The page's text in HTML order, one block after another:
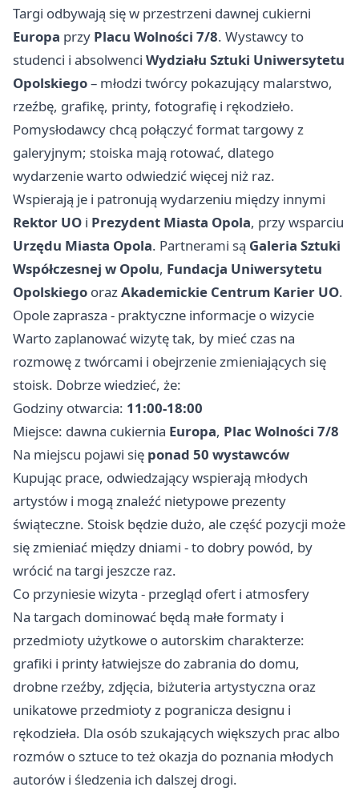
Targi odbywają się w przestrzeni dawnej cukierni
Europa przy Placu Wolności 7/8. Wystawcy to
studenci i absolwenci Wydziału Sztuki Uniwersytetu
Opolskiego– młodzi twórcy pokazujący malarstwo,
rzeźbę, grafikę, printy, fotografię i rękodzieło.
Pomysłodawcy chcą połączyć format targowy z
galeryjnym; stoiska mają rotować, dlatego
wydarzenie warto odwiedzić więcej niż raz.
Wspierają je i patronują wydarzeniu między innymi
Rektor UO i Prezydent Miasta Opola, przy wsparciu
Urzędu Miasta Opola. Partnerami są Galeria Sztuki
Współczesnej w Opolu, Fundacja Uniwersytetu
Opolskiego orazAkademickie Centrum Karier UO.
Opole zaprasza - praktyczne informacje o wizycie
Warto zaplanować wizytę tak, by mieć czas na
rozmowę z twórcami i obejrzenie zmieniających się
stoisk. Dobrze wiedzieć, że:
Godziny otwarcia: 11:00-18:00
Miejsce: dawna cukiernia Europa, Plac Wolności 7/8
Na miejscu pojawi się ponad 50 wystawców
Kupując prace, odwiedzający wspierają młodych
artystów i mogą znaleźć nietypowe prezenty
świąteczne. Stoisk będzie dużo, ale część pozycji może
się zmieniać między dniami - to dobry powód, by
wrócić na targi jeszcze raz.
Co przyniesie wizyta - przegląd ofert i atmosfery
Na targach dominować będą małe formaty i
przedmioty użytkowe o autorskim charakterze:
grafiki i printy łatwiejsze do zabrania do domu,
drobne rzeźby, zdjęcia, biżuteria artystyczna oraz
unikatowe przedmioty z pogranicza designu i
rękodzieła. Dla osób szukających większych prac albo
rozmów o sztuce to też okazja do poznania młodych
autorów i śledzenia ich dalszej drogi.